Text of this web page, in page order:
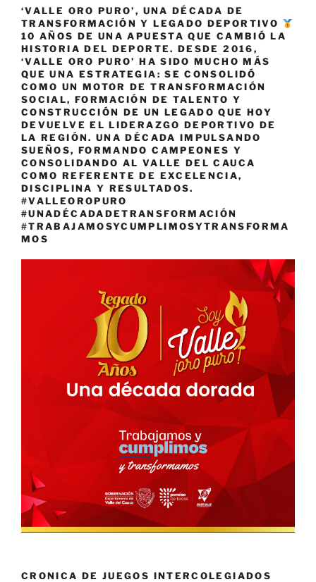
‘VALLE ORO PURO’, UNA DÉCADA DE
TRANSFORMACIÓN Y LEGADO DEPORTIVO
10 AÑOS DE UNA APUESTA QUE CAMBIÓ LA
HISTORIA DEL DEPORTE. DESDE 2016,
‘VALLE ORO PURO’ HA SIDO MUCHO MÁS
QUE UNA ESTRATEGIA: SE CONSOLIDÓ
COMO UN MOTOR DE TRANSFORMACIÓN
SOCIAL, FORMACIÓN DE TALENTO Y
CONSTRUCCIÓN DE UN LEGADO QUE HOY
DEVUELVE EL LIDERAZGO DEPORTIVO DE
LA REGIÓN. UNA DÉCADA IMPULSANDO
SUEÑOS, FORMANDO CAMPEONES Y
CONSOLIDANDO AL VALLE DEL CAUCA
COMO REFERENTE DE EXCELENCIA,
DISCIPLINA Y RESULTADOS.
#VALLEOROPURO
#UNADÉCADADETRANSFORMACIÓN
#TRABAJAMOSYCUMPLIMOSYTRANSFORMA
MOS
CRONICA DE JUEGOS INTERCOLEGIADOS